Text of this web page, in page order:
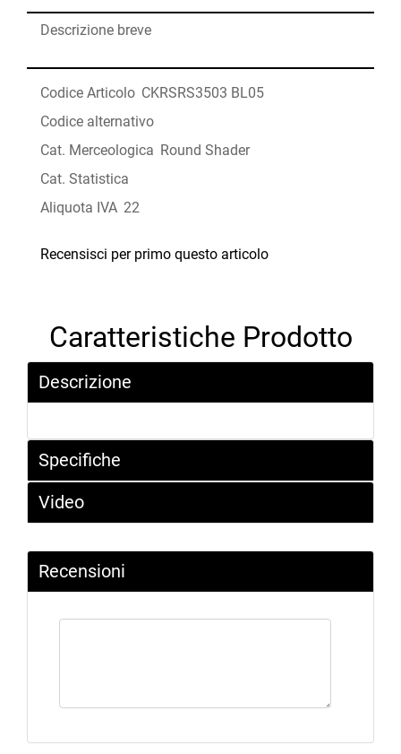
Descrizione breve
Codice Articolo CKRSRS3503 BL05
Codice alternativo
Cat. Merceologica Round Shader
Cat. Statistica
Aliquota IVA 22
Recensisci per primo questo articolo
Caratteristiche Prodotto
Descrizione
Specifiche
Video
Recensioni